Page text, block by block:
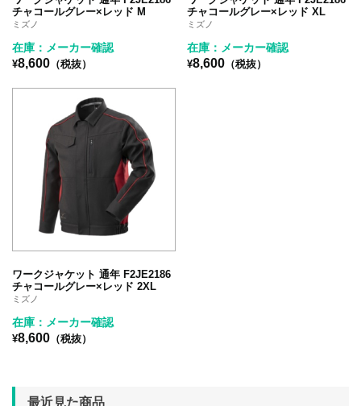
チャコールグレー×レッド M
ミズノ
在庫：メーカー確認
¥8,600 （税抜）
チャコールグレー×レッド XL
ミズノ
在庫：メーカー確認
¥8,600 （税抜）
ワークジャケット 通年 F2JE2186
チャコールグレー×レッド 2XL
ミズノ
在庫：メーカー確認
¥8,600 （税抜）
最近見た商品